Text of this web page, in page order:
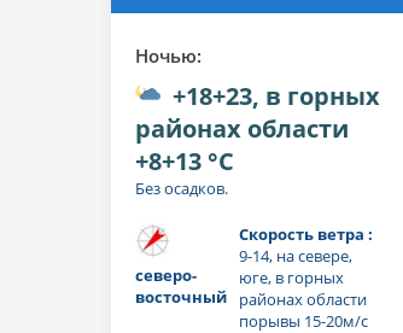
Ночью:
+18+23, в горных
районах области
+8+13 °C
Без осадков.
северо-
восточный
Скорость ветра :
9-14, на севере,
юге, в горных
районах области
порывы 15-20м/с